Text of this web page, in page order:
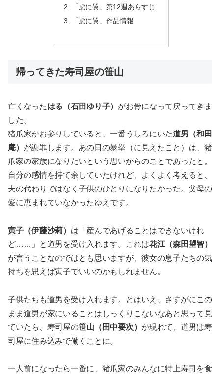
「虎に翼」第12週あらすじ
「虎に翼」作品情報
帰ってきた寿司屋の笹山
亡くなったはる（石田ゆり子） がお骨になって戻ってきま
した。
猪爪家がお参りしていると、一番うしろにいた道男（和田
庵） が謝罪します。あの日の暴挙（に見えたこと）は、猪
爪家の家族になりたいという思いからのことであったと。
自分の感情を持て余していたけれど、よくよく考えると、
夫の代わりではなく子供のひとりになりたかった。父母の
愛に恵まれていなかったゆえです。
寅子（伊藤沙莉） は「産んであげることはできないけれ
ど……」と道男を受け入れます。これは花江（森田望智）
が言うことなのではとも思いますが、彼女の息子たちの気
持ちを思えば寅子でいいのかもしれません。
子供たちも道男を受け入れます。とはいえ、さすがにこの
まま道男が家にいることはしっくりこないなあと思って見
ていたら、寿司屋の笹山（田中要次） が現れて、道男は寿
司屋に住み込みで働くことに。
一人前になったら一番に、猪爪家のみんなに特上寿司を食